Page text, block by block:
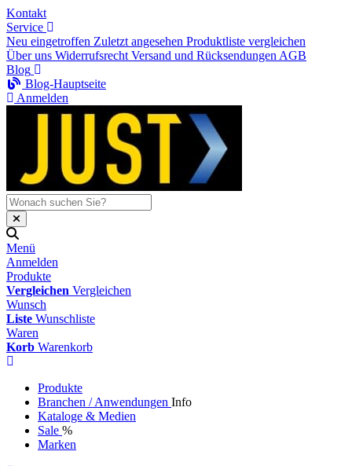
Kontakt
Service
Neu eingetroffen Zuletzt angesehen Produktliste vergleichen
Über uns Widerrufsrecht Versand und Rücksendungen AGB
Blog
Blog-Hauptseite
Anmelden
Menü
Anmelden
Produkte
Vergleichen Vergleichen
Wunsch
Liste Wunschliste
Waren
Korb Warenkorb
Produkte
Branchen / Anwendungen Info
Kataloge & Medien
Sale %
Marken